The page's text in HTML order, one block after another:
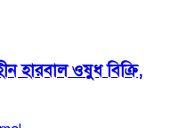
হারবাল ওষুধ বিক্রি,